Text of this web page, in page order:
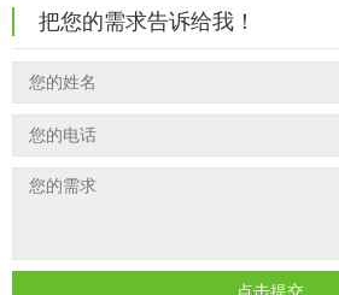
温变粉耐温真相：注塑"高温炼...
夜间安全卫士：丝印反光粉搭配全攻...
温变粉丝印到底用多少目网版？这篇...
反光粉太久不用结块要怎么处理？
印花温变粉最适合用在什么行业上呢...
油性反光粉怎么印花效果最好？
超细反光粉怎么印牢度才会更好？
外墙涂料中怎么添加反光粉使用？
把您的需求告诉给我！